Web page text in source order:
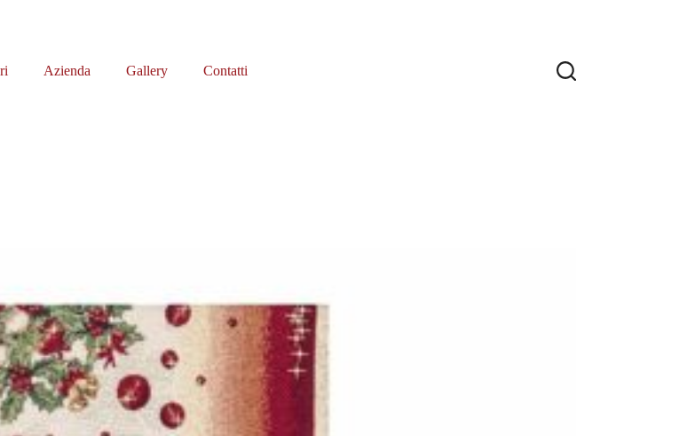
Azienda Gallery Contatti